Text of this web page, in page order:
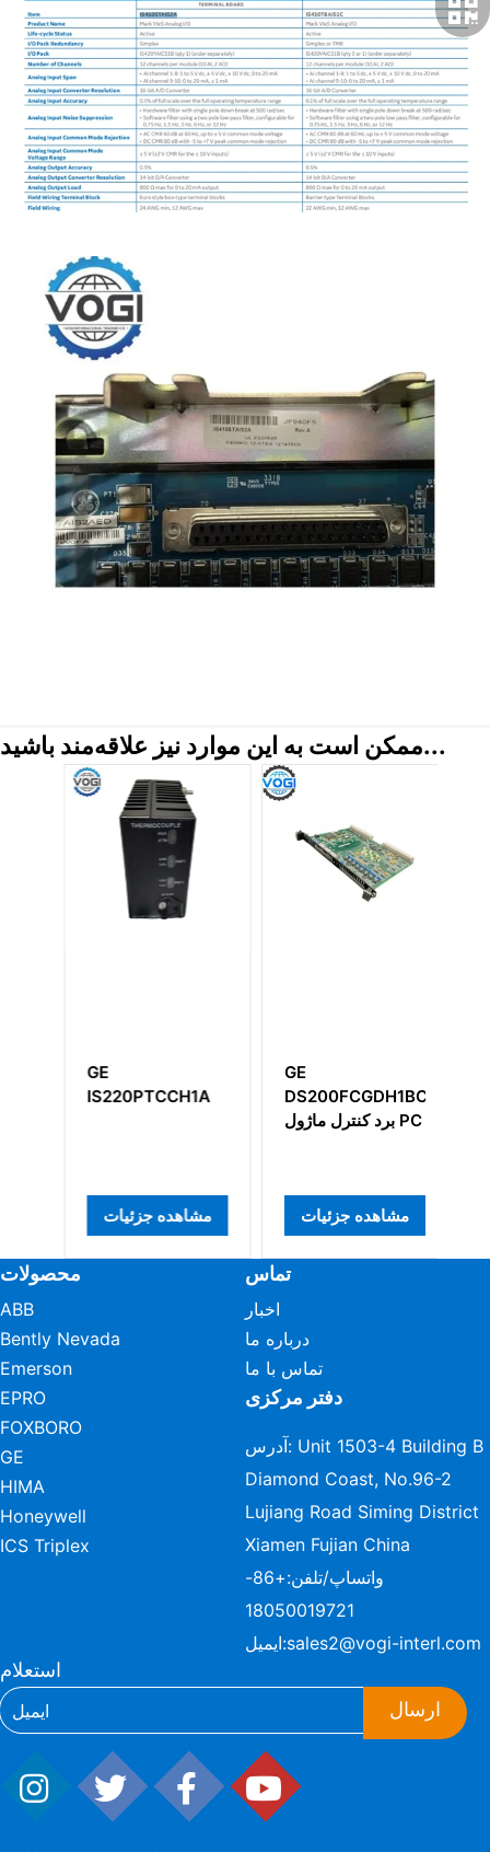
ممکن است به این موارد نیز علاقه‌مند باشید...
GE
IS220PTCCH1A
مشاهده جزئیات
GE
DS200FCGDH1BCA
برد کنترل ماژول PC
مشاهده جزئیات
محصولات
ABB
Bently Nevada
Emerson
EPRO
FOXBORO
GE
HIMA
Honeywell
ICS Triplex
تماس
اخبار
درباره ما
تماس با ما
دفتر مرکزی
آدرس: Unit 1503-4 Building B
Diamond Coast, No.96-2
Lujiang Road Siming District
Xiamen Fujian China
واتساپ/تلفن:
+86-
18050019721
ایمیل:sales2@vogi-interl.com
استعلام
ارسال